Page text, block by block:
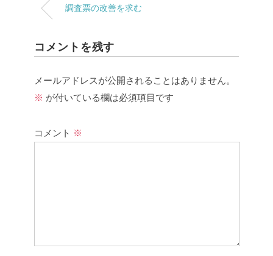
調査票の改善を求む
コメントを残す
メールアドレスが公開されることはありません。
※ が付いている欄は必須項目です
コメント ※